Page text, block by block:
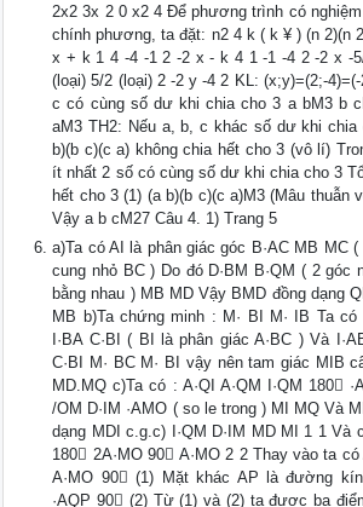
2x2 3x 2 0 x2 4 Để phương trình có
chính phương, ta đặt: n2 4 k ( k ¥ ) (n 2)(n
x + k 1 4 -4 -1 2 -2 x - k 4 1 -1 -4 2 -2 x -
(loại) 5/2 (loại) 2 -2 y -4 2 KL: (x;y)=(2;-
c có cùng số dư khi chia cho 3 a bM3 b
aM3 TH2: Nếu a, b, c khác số dư khi
b)(b c)(c a) không chia hết cho 3 (vô lí)
ít nhất 2 số có cùng số dư khi chia cho 3
hết cho 3 (1) (a b)(b c)(c a)M3 (Mâu thuẫn
Vậy a b cM27 Câu 4. 1) Trang 5
a)Ta có AI là phân giác góc B·AC MB MC
cung nhỏ BC ) Do đó D·BM B·QM ( 2 góc
bằng nhau ) MB MD Vậy BMD đồng dạng
MB b)Ta chứng minh : M· BI M· IB Ta có
I·BA C·BI ( BI là phân giác A·BC ) Và
C·BI M· BC M· BI vậy nên tam giác MIB
MD.MQ c)Ta có : A·QI A·QM I·QM 180
/OM D·IM ·AMO ( so le trong ) MI MQ Và
dạng MDI c.g.c) I·QM D·IM MD MI 1 1 Và
180 2A·MO 90 A·MO 2 2 Thay vào ta có
A·MO 90 (1) Mặt khác AP là đường
·AQP 90 (2) Từ (1) và (2) ta được ba